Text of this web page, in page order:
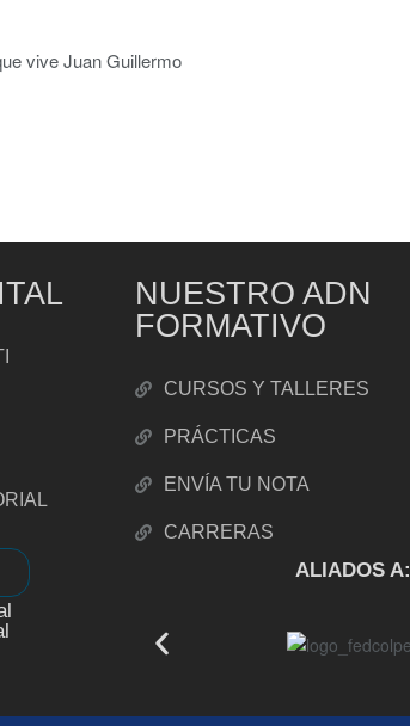
vive Juan Guillermo
NUESTRO ADN
FORMATIVO
CURSOS Y TALLERES
PRÁCTICAS
ENVÍA TU NOTA
CARRERAS
ALIADOS A: